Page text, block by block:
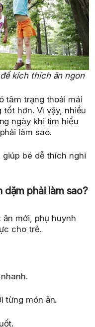
kích thích ăn ngon
tâm trạng thoải mái
hơn. Vì vậy, nhiều
ngày khi tìm hiểu
làm sao.
giúp bé dễ thích nghi
dặm phải làm sao?
mới, phụ huynh
cho trẻ.
từng món ăn.